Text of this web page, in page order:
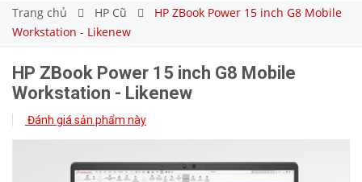
Trang chủ HP Cũ
HP ZBook Power 15 inch G8 Mobile
Workstation - Likenew
HP ZBook Power 15 inch G8 Mobile
Workstation - Likenew
Đánh giá sản phẩm này